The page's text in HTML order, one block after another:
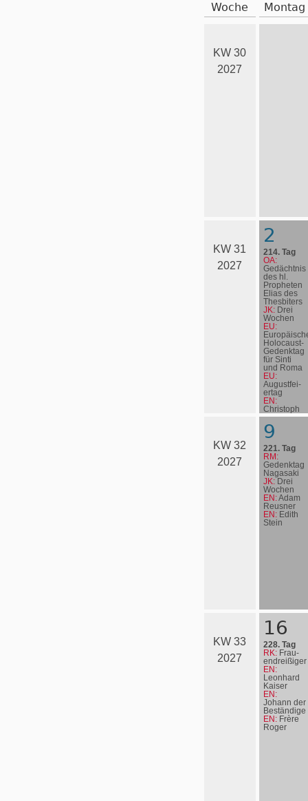
Woche Montag
KW 30
2027
KW 31
2027
2
214. Tag
OA:
Gedächtnis
des hl.
Propheten
Elias des
Thesbiters
JK: Drei
Wochen
EU:
Holocaust-
Gedenktag
für Sinti
und Roma
EU:
August­fei­
er­tag
EN:
Christoph
Blumhardt
KW 32
2027
9
221. Tag
RM:
Gedenktag
Nagasaki
JK: Drei
Wochen
EN:Adam
Reusner
EN: Edith
Stein
KW 33
2027
16
228. Tag
RK: Frau­
en­drei­ßi­ger
EN:
Leonhard
Kaiser
EN:
Johann der
Beständige
EN: Frère
Roger